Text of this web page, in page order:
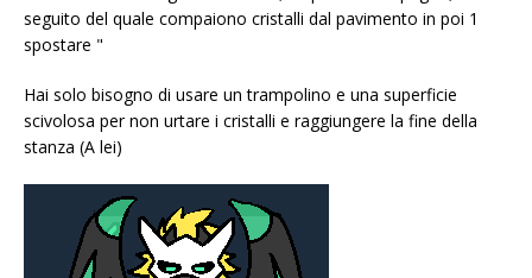
seguito del quale compaiono cristalli dal pavimento in poi 1
spostare "
Hai solo bisogno di usare un trampolino e una superficie
scivolosa per non urtare i cristalli e raggiungere la fine della
stanza (A lei)